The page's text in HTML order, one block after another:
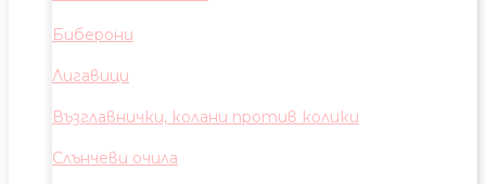
Биберони
Лигавици
Възглавнички, колани против колики
Слънчеви очила